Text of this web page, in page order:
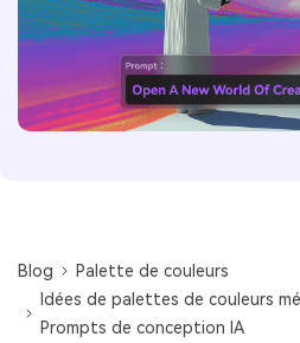
Blog
Palette de couleurs
Idées de palettes de couleurs
Prompts de conception IA